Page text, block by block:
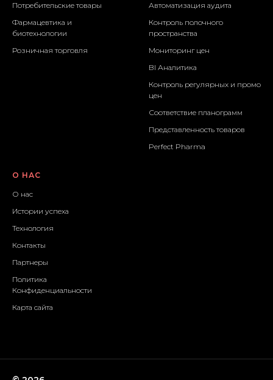
Потребительские товары
Фармацевтика и
биотехнологии
Розничная торговля
Автоматизация аудита
Контроль полочного
пространства
Мониторинг цен
BI Аналитика
Контроль регулярных и промо
цен
Соответствие планограмм
Представленность товаров
Perfect Pharma
О НАС
О нас
Истории успеха
Технология
Контакты
Партнеры
Политика
Конфиденциальности
Карта сайта